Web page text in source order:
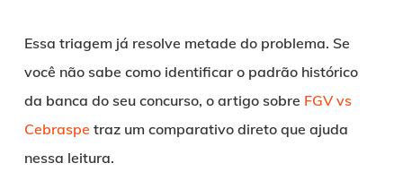
Essa triagem já resolve metade do problema. Se
você não sabe como identificar o padrão histórico
da banca do seu concurso, o artigo sobre FGV vs
Cebraspe traz um comparativo direto que ajuda
nessa leitura.